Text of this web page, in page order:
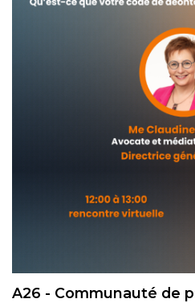
A26 - Communauté de